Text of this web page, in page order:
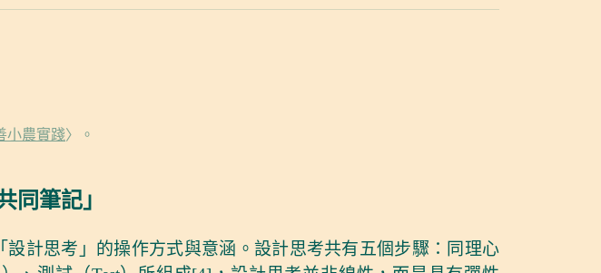
小農實踐〉。
同筆記」
計思考」的操作方式與意涵。設計思考共有五個步驟：同理心